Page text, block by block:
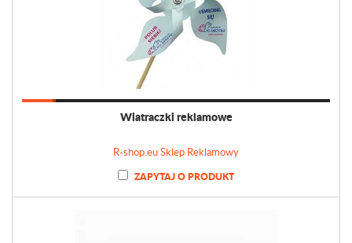
Wiatraczki reklamowe
R-shop.eu Sklep Reklamowy
ZAPYTAJ O PRODUKT